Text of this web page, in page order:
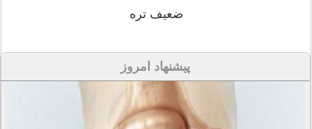
ضعيف تره
پیشنهاد امروز